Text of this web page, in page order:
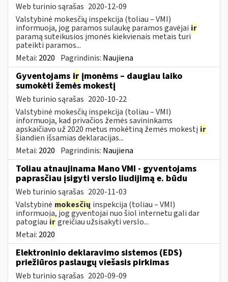
Web turinio sąrašas 2020-12-09
Valstybinė mokesčių inspekcija (toliau – VMI)
informuoja, jog paramos sulaukę paramos gavėjai ir
paramą suteikusios įmonės kiekvienais metais turi
pateikti paramos...
Metai: 2020 Pagrindinis: Naujiena
Gyventojams ir įmonėms – daugiau laiko
sumokėti žemės mokestį
Web turinio sąrašas 2020-10-22
Valstybinė mokesčių inspekcija (toliau – VMI)
informuoja, kad privačios žemės savininkams
apskaičiavo už 2020 metus mokėtiną žemės mokestį ir
šiandien išsamias deklaracijas...
Metai: 2020 Pagrindinis: Naujiena
Toliau atnaujinama Mano VMI - gyventojams
paprasčiau įsigyti verslo liudijimą e. būdu
Web turinio sąrašas 2020-11-03
Valstybinė mokesčių inspekcija (toliau – VMI)
informuoja, jog gyventojai nuo šiol internetu gali dar
patogiau irgreičiau užsisakyti verslo...
Metai: 2020
Elektroninio deklaravimo sistemos (EDS)
priežiūros paslaugų viešasis pirkimas
Web turinio sąrašas 2020-09-09